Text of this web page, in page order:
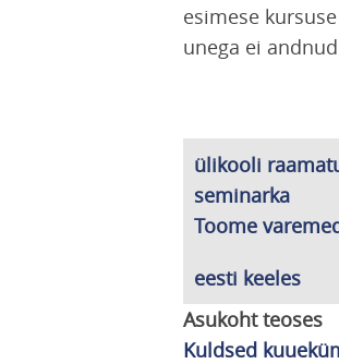
esimese
unega ei
ülikooli
seminarka
Toome
eesti keeles
Asukoht teoses
Kuldsed